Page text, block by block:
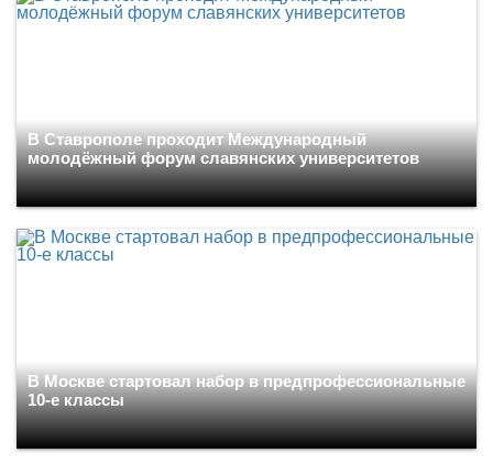
В Ставрополе проходит Международный
молодёжный форум славянских университетов
В Москве стартовал набор в предпрофессиональные
10-е классы